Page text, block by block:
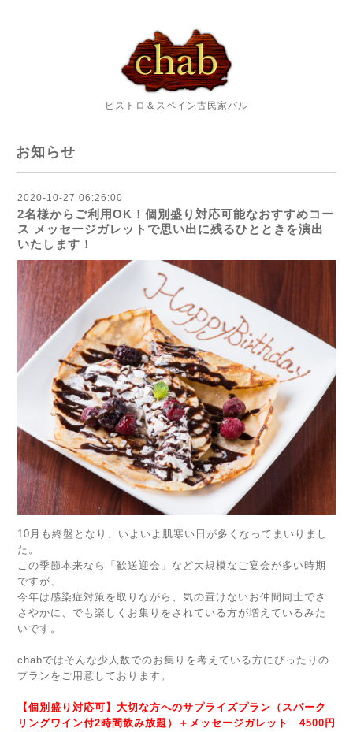
ビストロ＆スペイン古民家バル
お知らせ
2020-10-27 06:26:00
2名様からご利用OK！個別盛り対応可能なおすすめコー
ス メッセージガレットで思い出に残るひとときを演出
いたします！
10月も終盤となり、いよいよ肌寒い日が多くなってまいりまし
た。
この季節本来なら「歓送迎会」など大規模なご宴会が多い時期
ですが、
今年は感染症対策を取りながら、気の置けないお仲間同士でさ
さやかに、でも楽しくお集りをされている方が増えているみた
いです。
chabではそんな少人数でのお集りを考えている方にぴったりの
プランをご用意しております。
【個別盛り対応可】 大切な方へのサプライズプラン （スパーク
リングワイン付2時間飲み放題）＋メッセージガレット 4500円